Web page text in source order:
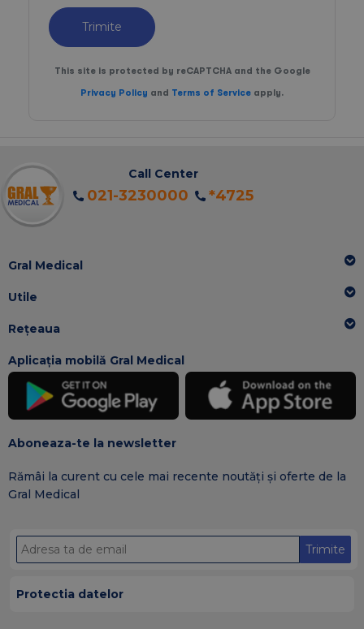
Trimite
This site is protected by reCAPTCHA and the Google
Privacy Policy and Terms of Service apply.
Call Center
021-3230000 *4725
Gral Medical
Utile
Rețeaua
Aplicația mobilă Gral Medical
Aboneaza-te la newsletter
Rămâi la curent cu cele mai recente noutăți și oferte de la
Gral Medical
Trimite
Protectia datelor